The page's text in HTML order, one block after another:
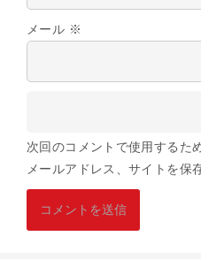
メール ※
次回のコメントで使用するた
メールアドレス、サイトを保